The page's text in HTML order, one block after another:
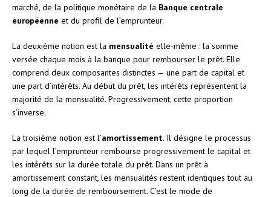
marché, de la politique monétaire de la Banque centrale
européenne et du profil de l’emprunteur.
La deuxième notion est la mensualité elle-même : la somme
versée chaque mois à la banque pour rembourser le prêt. Elle
comprend deux composantes distinctes — une part de capital et
une part d’intérêts. Au début du prêt, les intérêts représentent la
majorité de la mensualité. Progressivement, cette proportion
s’inverse.
La troisième notion est l’amortissement. Il désigne le processus
par lequel l’emprunteur rembourse progressivement le capital et
les intérêts sur la durée totale du prêt. Dans un prêt à
amortissement constant, les mensualités restent identiques tout au
long de la durée de remboursement. C’est le mode de